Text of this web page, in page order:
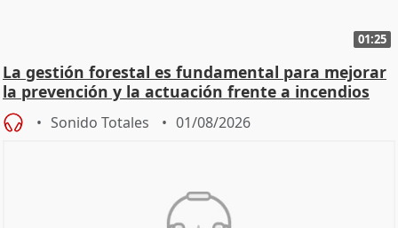
01:25
La gestión forestal es fundamental para mejorar
la prevención y la actuación frente a incendios
Sonido Totales 01/08/2026